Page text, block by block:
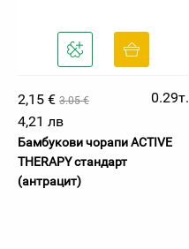
2,15 € 3.05 €
0.29т.
4,21 лв
Бамбукови чорапи ACTIVE
THERAPY стандарт
(антрацит)